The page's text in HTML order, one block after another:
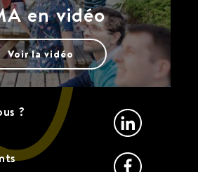
?
en vidéo
Voir la vidéo
Linkedin
Facebook